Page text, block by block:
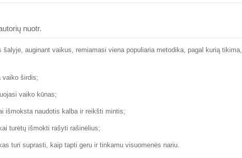
nuotr.
šalyje, auginant vaikus, remiamasi viena populiaria metodika, pagal kurią tikima,
vaiko širdis;
vaiko kūnas;
išmoksta naudotis kalba ir reikšti mintis;
turėtų išmokti rašyti rašinėlius;
turi suprasti, kaip tapti geru ir tinkamu visuomenės nariu.